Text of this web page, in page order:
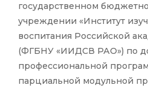
государственном
учреждении «Институт
воспитания Российской
(ФГБНУ «ИИДСВ РАО») по
профессиональной
парциальной модульной